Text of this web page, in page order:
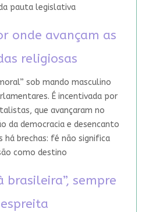
pauta legislativa
onde avançam as
religiosas
sob mando masculino
É incentivada por
que avançaram no
da democracia e desencanto
há brechas: fé não significa
como destino
brasileira”, sempre